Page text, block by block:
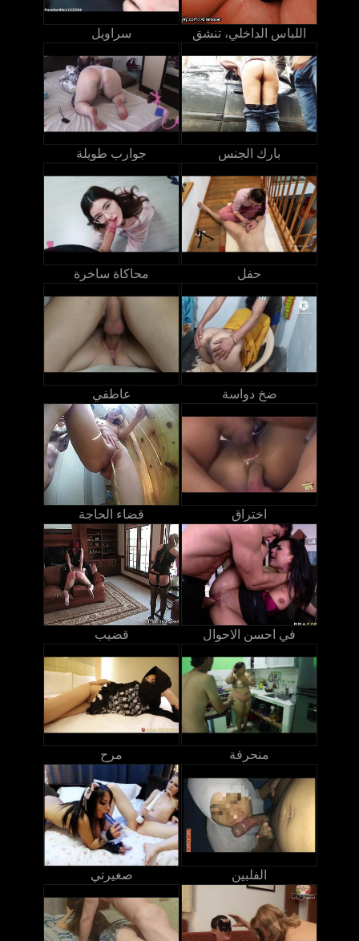
سراويل اللباس الداخلي، تنشق
جوارب طويلة بارك الجنس
محاكاة ساخرة حفل
عاطفي ضخ دواسة
قضاء الحاجة اختراق
قضيب في احسن الاحوال
مرح منحرفة
صغيرتي الفلبين